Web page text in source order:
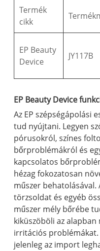
Termék
cikk
EP Beauty
Device
JY117B
EP Beauty Device
Az EP szépségápolási
tud nyújtani. Legyen
pórusokról, színes
bőrproblémákról és
kapcsolatos
hézag fokozatosan
műszer behatolásával.
törzsoldat és egyéb
műszer mély bőrébe
kiküszöböli az alapban
irritációs
jelenleg az import